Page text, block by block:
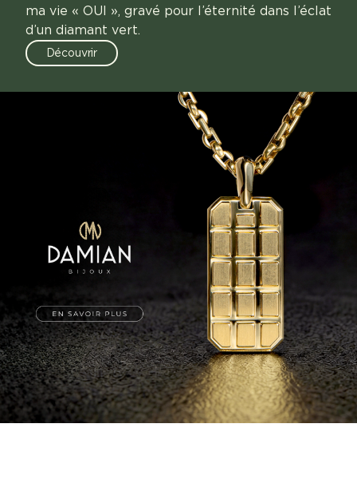
ma vie « OUI », gravé pour l’éternité dans l’éclat
d’un diamant vert.
Découvrir